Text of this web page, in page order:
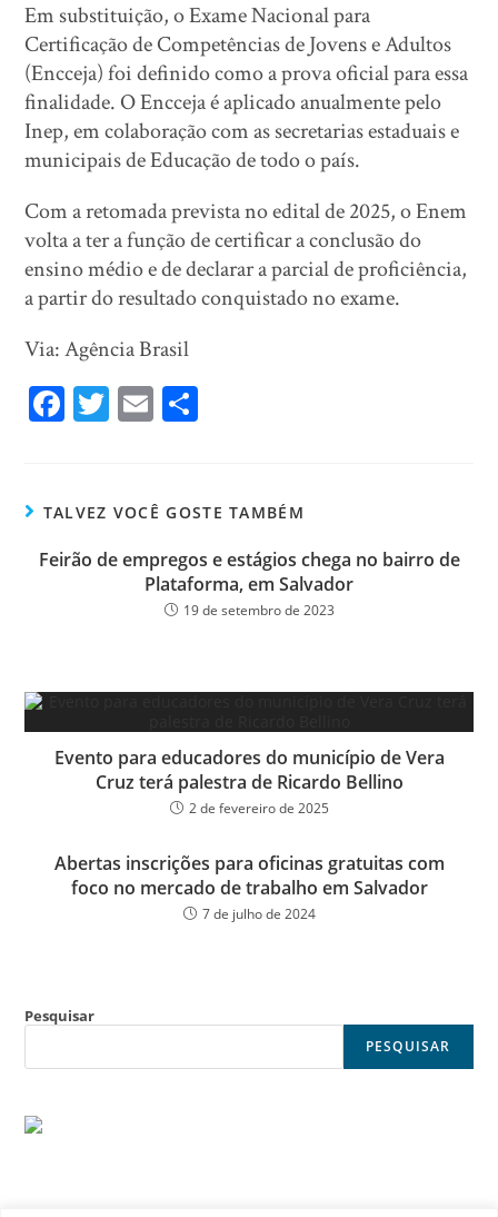
Em substituição, o Exame Nacional para
Certificação de Competências de Jovens e Adultos
(Encceja) foi definido como a prova oficial para essa
finalidade. O Encceja é aplicado anualmente pelo
Inep, em colaboração com as secretarias estaduais e
municipais de Educação de todo o país.
Com a retomada prevista no edital de 2025, o Enem
volta a ter a função de certificar a conclusão do
ensino médio e de declarar a parcial de proficiência,
a partir do resultado conquistado no exame.
Via: Agência Brasil
Fa
ok
T
er
E
TALVEZ VOCÊ GOSTE TAMBÉM
Feirão de empregos e estágios chega no bairro de
Plataforma, em Salvador
19 de setembro de 2023
Evento para educadores do município de Vera
Cruz terá palestra de Ricardo Bellino
2 de fevereiro de 2025
Abertas inscrições para oficinas gratuitas com
foco no mercado de trabalho em Salvador
7 de julho de 2024
Pesquisar
PESQUISAR